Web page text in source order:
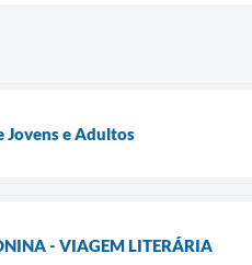
Jovens e Adultos
- VIAGEM LITERÁRIA